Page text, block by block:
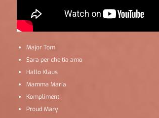
Major Tom
Sara per che tia amo
Hallo Klaus
Mamma Maria
Kompliment
Proud Mary